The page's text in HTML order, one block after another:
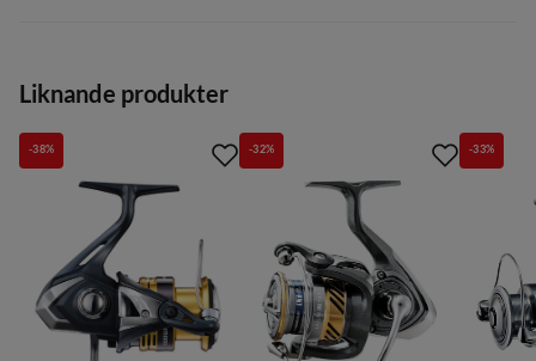
Liknande produkter
-38% -32% -33%